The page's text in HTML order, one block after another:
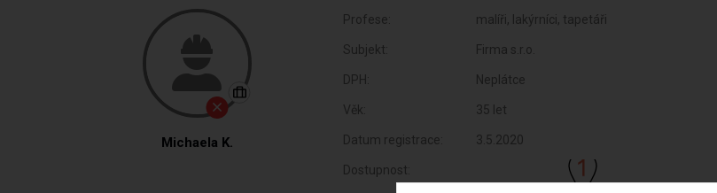
Michaela K.
Profese: malíři, lakýrníci, tapetáři
Subjekt: Firma s.r.o.
DPH: Neplátce
Věk: 35 let
Datum registrace: 3.5.2020
Dostupnost: